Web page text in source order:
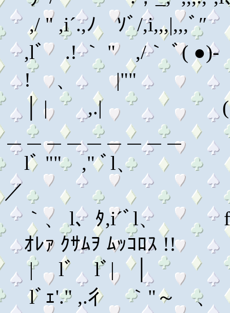
,/ " ,i´.,ﾉ ｿﾞ/,i,,,|,,,
! 、 |""
│ | ,.| (●、
＿＿＿＿＿＿＿＿＿
lﾞ "" ," ﾞl、
／
｀、 l、ﾀ,i´ﾞl、 f{++++lﾚ. ,lﾞ,lﾞ，|lﾞ ＜
ｵﾚｧ ｸｻﾑｦ ﾑｯｺﾛｽ !!
| lﾞ lﾞ| │
lﾞｪ'." ,.彳 ｀"～ 、 ,ｨ'ﾞ